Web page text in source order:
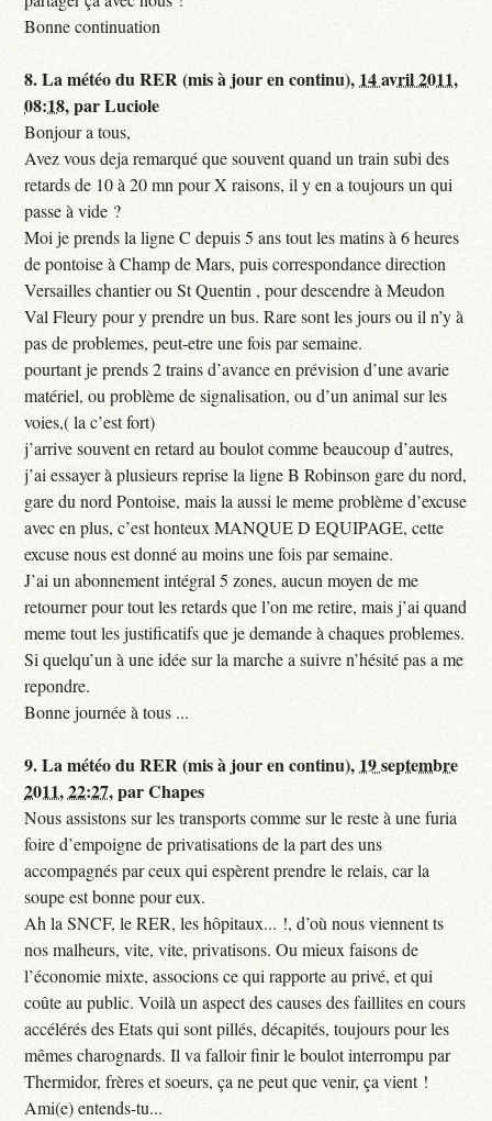
Bonne continuation
8.La météo du RER (mis à jour en continu), 14 avril 2011,
08:18,parLuciole
Bonjour a tous,
Avez vous deja remarqué que souvent quand un train subi des
retards de 10 à 20 mn pour X raisons, il y en a toujours un qui
passe à vide ?
Moi je prends la ligne C depuis 5 ans tout les matins à 6 heures
de pontoise à Champ de Mars, puis correspondance direction
Versailles chantier ou St Quentin , pour descendre à Meudon
Val Fleury pour y prendre un bus. Rare sont les jours ou il n’y à
pas de problemes, peut-etre une fois par semaine.
pourtant je prends 2 trains d’avance en prévision d’une avarie
matériel, ou problème de signalisation, ou d’un animal sur les
voies,( la c’est fort)
j’arrive souvent en retard au boulot comme beaucoup d’autres,
j’ai essayer à plusieurs reprise la ligne B Robinson gare du nord,
gare du nord Pontoise, mais la aussi le meme problème d’excuse
avec en plus, c’est honteux MANQUE D EQUIPAGE, cette
excuse nous est donné au moins une fois par semaine.
J’ai un abonnement intégral 5 zones, aucun moyen de me
retourner pour tout les retards que l’on me retire, mais j’ai quand
meme tout les justificatifs que je demande à chaques problemes.
Si quelqu’un à une idée sur la marche a suivre n’hésité pas a me
repondre.
Bonne journée à tous ...
9.La météo du RER (mis à jour en continu), 19 septembre
2011, 22:27,parChapes
Nous assistons sur les transports comme sur le reste à une furia
foire d’empoigne de privatisations de la part des uns
accompagnés par ceux qui espèrent prendre le relais, car la
soupe est bonne pour eux.
Ah la SNCF, le RER, les hôpitaux... !, d’où nous viennent ts
nos malheurs, vite, vite, privatisons. Ou mieux faisons de
l’économie mixte, associons ce qui rapporte au privé, et qui
coûte au public. Voilà un aspect des causes des faillites en cours
accélérés des Etats qui sont pillés, décapités, toujours pour les
mêmes charognards. Il va falloir finir le boulot interrompu par
Thermidor, frères et soeurs, ça ne peut que venir, ça vient !
Ami(e) entends-tu...